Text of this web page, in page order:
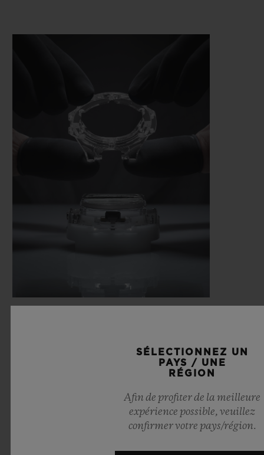
SÉLECTIONNEZ UN
PAYS / UNE
RÉGION
Afin de profiter de la meilleure
expérience possible, veuillez
confirmer votre pays/région.